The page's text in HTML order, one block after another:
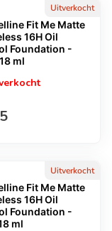
Uitverkocht
Fit Me Matte
16H Oil
Foundation -
ml
prijs
Uitverkocht
Fit Me Matte
16H Oil
Foundation -
ml